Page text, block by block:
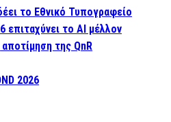
το Εθνικό Τυπογραφείο
το AI μέλλον
της QnR
2026